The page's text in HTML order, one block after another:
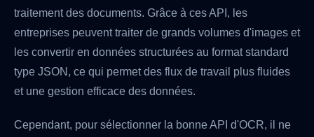
traitement des documents. Grâce à ces API, les
entreprises peuvent traiter de grands volumes d'images et
les convertir en données structurées au format standard
type JSON, ce qui permet des flux de travail plus fluides
et une gestion efficace des données.
Cependant, pour sélectionner la bonne API d'OCR, il ne